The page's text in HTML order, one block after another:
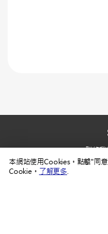
本網站使用Cookies。點擊"同
Cookie。 了解更多
聯絡我
使